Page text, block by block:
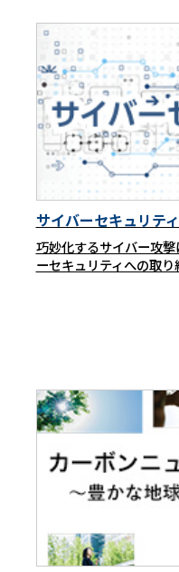
サイバーセキュリティ
巧妙化するサイバー攻
ーセキュリティへの取り